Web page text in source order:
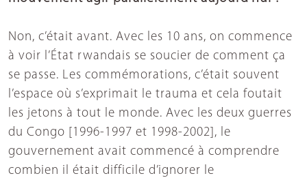
Non, c’était avant. Avec les 10 ans, on commence
à voir l’État rwandais se soucier de comment ça
se passe. Les commémorations, c’était souvent
l’espace où s’exprimait le trauma et cela foutait
les jetons à tout le monde. Avec les deux guerres
du Congo [1996-1997 et 1998-2002], le
gouvernement avait commencé à comprendre
combien il était difficile d’ignorer le